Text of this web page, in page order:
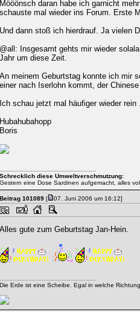
Mööönsch daran habe ich garnicht
schauste mal wieder ins Forum. Erste
Und dann stoß ich hierdrauf. Ja vielen
@all: Insgesamt gehts mir wieder
Jahr um diese Zeit.
An meinem Geburtstag konnte ich mir
einer nach Iserlohn kommt, der
Ich schau jetzt mal häufiger wieder
Hubahubahopp
Boris
Schrecklich diese Umweltverschmutzung:
Gestern eine Dose Sardinen aufgemacht, alles
Beitrag 101089[ 07. Juni 2006 um 16:12]
Alles gute zum Geburtstag Jan-Hein.
Die Erde ist eine Scheibe. Egal in welche